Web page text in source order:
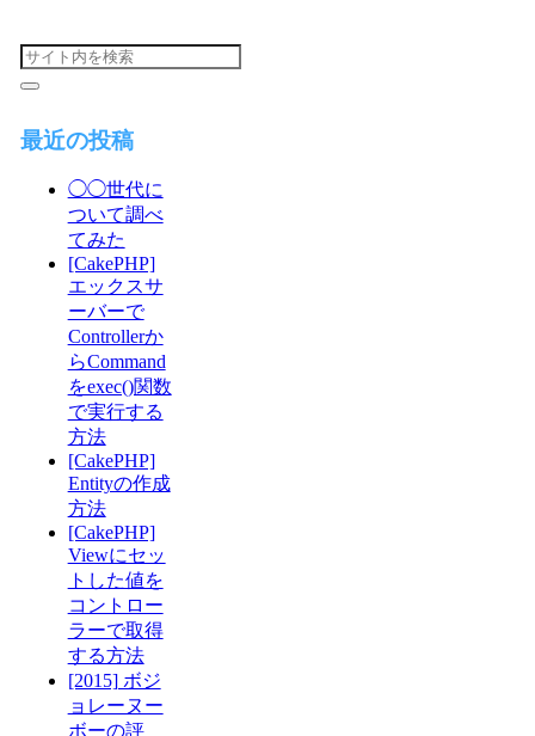
最近の投稿
◯◯世代に
ついて調べ
てみた
[CakePHP]
エックスサ
ーバーで
Controllerか
らCommand
をexec()関数
で実行する
方法
[CakePHP]
Entityの作成
方法
[CakePHP]
Viewにセッ
トした値を
コントロー
ラーで取得
する方法
[2015] ボジ
ョレーヌー
ボーの評